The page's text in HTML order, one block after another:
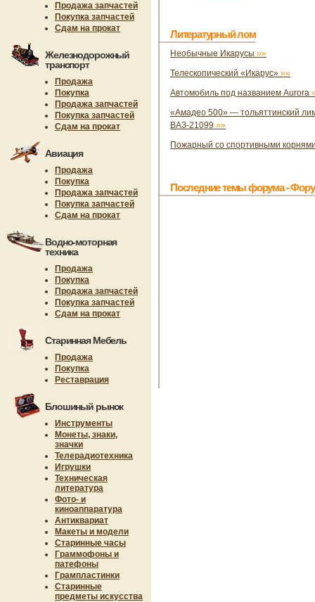
Продажа запчастей
Покупка запчастей
Сдам на прокат
Железнодорожный
транспорт
Продажа
Покупка
Продажа запчастей
Покупка запчастей
Сдам на прокат
Авиация
Продажа
Покупка
Продажа запчастей
Покупка запчастей
Сдам на прокат
Водно-моторная
техника
Продажа
Покупка
Продажа запчастей
Покупка запчастей
Сдам на прокат
Старинная Мебель
Продажа
Покупка
Реставрация
Блошиный рынок
Инструменты
Монеты, знаки,
значки
Телерадиотехника
Игрушки
Техническая
литература
Фото- и
киноаппаратура
Антиквариат
Макеты и модели
Старинные часы
Граммофоны и
патефоны
Грампластинки
Старинные
предметы искусства
Литературный лом
Необычные Икарусы »»
Телескопический «Икарус» »»
Автомобиль под названием Aurora
«Амадео 500» — тольяттинский
ВАЗ-21099 »»
Пожарный со спортивными
Последние темы форума -